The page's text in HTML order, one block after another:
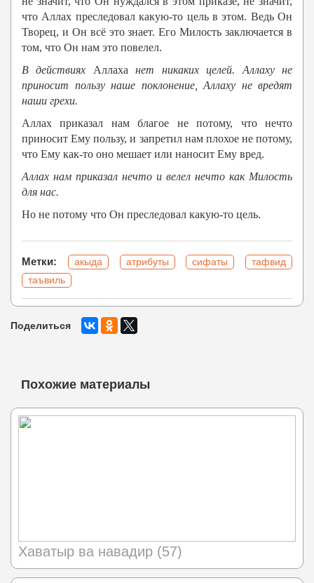
что Аллах преследовал какую-то цель в этом. Ведь Он
Творец, и Он всё это знает. Его Милость заключается в
том, что Он нам это повелел.
В действиях Аллаха нет никаких целей. Аллахуне
приносит пользу наше поклонение, Аллаху не вредят
наши грехи.
Аллах приказал нам благое не потому, что нечто
приносит Ему пользу, и запретил нам плохое не потому,
что Ему как-то оно мешает или наносит Ему вред.
Аллах нам приказал нечто и велел нечто как Милость
для нас.
Но не потому что Он преследовал какую-то цель.
Метки: акыда атрибуты сифаты
тафвид
таъвиль
Поделиться
Похожие материалы
Хаватыр ва навадир (57)